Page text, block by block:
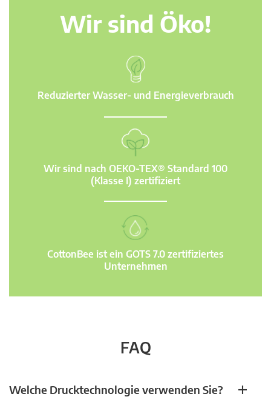
Wir sind Öko!
Reduzierter Wasser- und Energieverbrauch
Wir sind nach OEKO-TEX® Standard 100
(Klasse I) zertifiziert
CottonBee ist ein GOTS 7.0 zertifiziertes
Unternehmen
FAQ
Welche Drucktechnologie verwenden Sie?